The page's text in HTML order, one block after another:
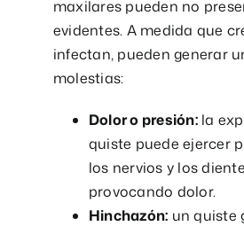
maxilares pueden no
evidentes. A medida que
infectan, pueden generar
molestias:
Dolor o presión:la
quiste puede ejercer
los nervios y los
provocando dolor.
Hinchazón: un quiste